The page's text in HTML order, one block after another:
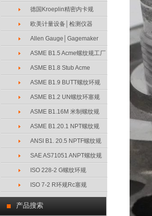
产品搜索
德国Kroeplin精密内卡规
欧美计量设备│检测仪器
Allen Gauge│Gagemaker
ASME B1.5 Acme螺纹规工厂
ASME B1.8 Stub Acme
ASME B1.9 BUTT螺纹环规
ASME B1.2 UN螺纹环塞规
ASME B1.16M 米制螺纹规
ASME B1.20.1 NPT螺纹规
ANSI B1. 20.5 NPTF螺纹规
SAE AS71051 ANPT螺纹规
ISO 228-2 G螺纹环规
ISO 7-2 R环规Rc塞规